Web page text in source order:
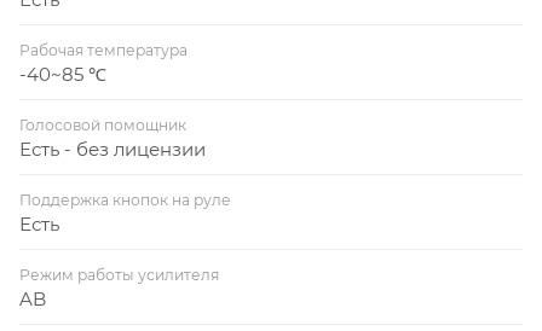
Рабочая температура
-40~85 ℃
Голосовой помощник
Есть - без лицензии
Поддержка кнопок на руле
Есть
Режим работы усилителя
AB